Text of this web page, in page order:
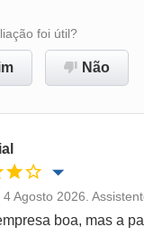
foi útil?
Não
de promoção
4 Agosto 2026.
boa, mas a